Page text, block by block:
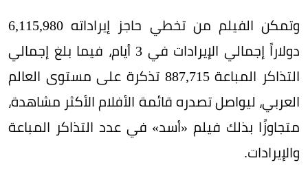
وتمكن الفيلم من تخطي حاجز إيراداته 6,115,980
دولاراً إجمالي الإيرادات في 3 أيام، فيما بلغ إجمالي
التذاكر المباعة 887,715 تذكرة على مستوى العالم
العربي، ليواصل تصدره قائمة الأفلام الأكثر مشاهدة،
متجاوزًا بذلك فيلم «أسد» في عدد التذاكر المباعة
والإيرادات.